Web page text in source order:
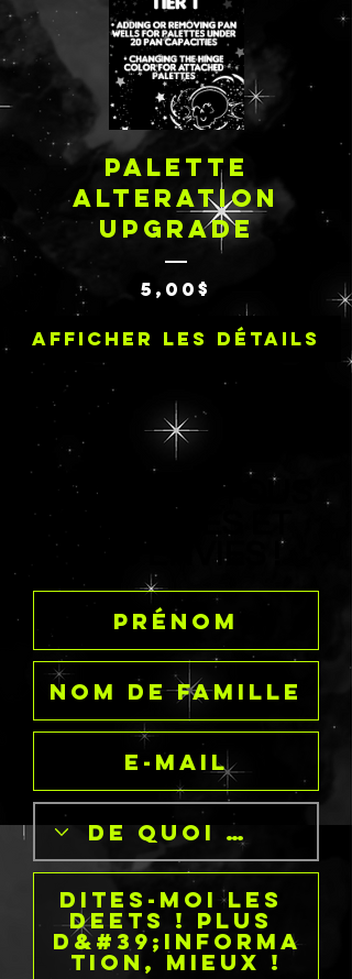
PALETTE
ALTERATION
UPGRADE
5,00$
Afficher les détails
DITES-MOI TOUS
VOS ENVIES !